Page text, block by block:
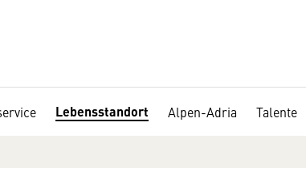
Lebensstandort Alpen-Adria Talente